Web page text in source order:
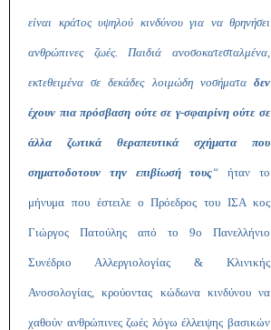
είναι κράτος υψηλού κινδύνου για να θρηνήσει
ανθρώπινες ζωές. Παιδιά ανοσοκατεσταλμένα,
εκτεθειμένα σε δεκάδες λοιμώδη νοσήματα δεν
έχουν πια πρόσβαση ούτε σε γ-σφαιρίνη ούτε σε
άλλα ζωτικά θεραπευτικά σχήματα που
σηματοδοτουν την επιβίωσή τους“ ήταν το
μήνυμα που έστειλε ο Πρόεδρος του ΙΣΑ κος
Γιώργος Πατούλης από το 9ο Πανελλήνιο
Συνέδριο Αλλεργιολογίας & Κλινικής
Ανοσολογίας, κρούοντας κώδωνα κινδύνου να
χαθούν ανθρώπινες ζωές λόγω έλλειψης βασικών